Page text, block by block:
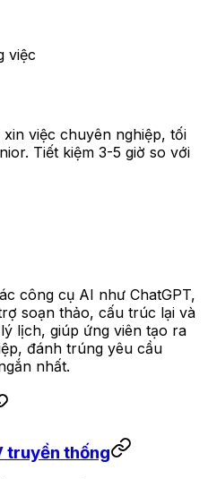
việc
việc chuyên nghiệp, tối
Tiết kiệm 3-5 giờ so với
công cụ AI như ChatGPT,
soạn thảo, cấu trúc lại và
lịch, giúp ứng viên tạo ra
đánh trúng yêu cầu
nhất.
truyền thống